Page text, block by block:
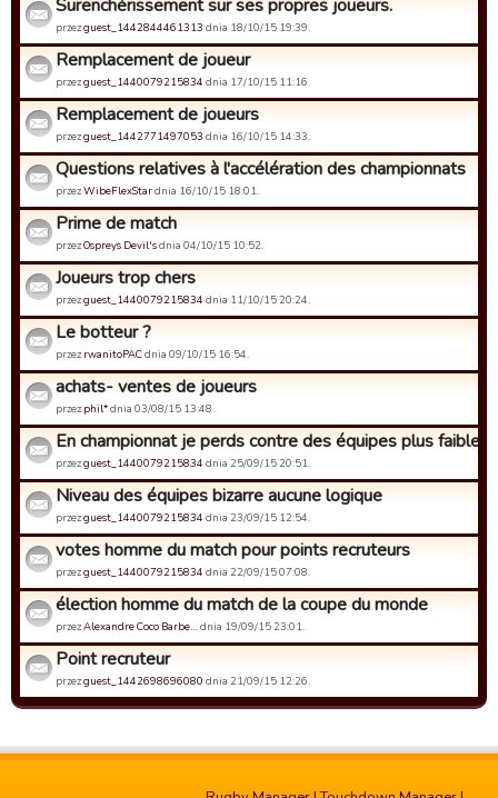
Surenchérissement sur ses propres joueurs.
przezguest_1442844461313 dnia 18/10/15 19:39.
Remplacement de joueur
przezguest_1440079215834 dnia 17/10/15 11:16.
Remplacement de joueurs
przezguest_1442771497053 dnia 16/10/15 14:33.
Questions relatives à l'accélération des championnats
przezWibeFlexStardnia 16/10/15 18:01.
Prime de match
przezOspreys Devil'sdnia 04/10/15 10:52.
Joueurs trop chers
przezguest_1440079215834 dnia 11/10/15 20:24.
Le botteur ?
przez rwanitoPACdnia 09/10/15 16:54.
achats- ventes de joueurs
przez phil*dnia 03/08/15 13:48.
En championnat je perds contre des équipes plus faibles
przezguest_1440079215834 dnia 25/09/15 20:51.
Niveau des équipes bizarre aucune logique
przezguest_1440079215834 dnia 23/09/15 12:54.
votes homme du match pour points recruteurs
przezguest_1440079215834 dnia 22/09/15 07:08.
élection homme du match de la coupe du monde
przezAlexandre Coco Barbe… dnia 19/09/15 23:01.
Point recruteur
przezguest_1442698696080 dnia 21/09/15 12:26.